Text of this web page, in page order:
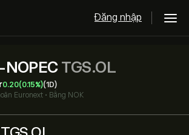
Đăng nhập
TGS.OL
0.20(0.15%)(1D)
Euronext • Bằng NOK